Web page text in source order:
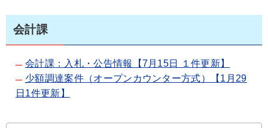
会計課
会計課：入札・公告情報【7月15日 １件更新】
少額調達案件（オープンカウンター方式）【1月29
日1件更新】